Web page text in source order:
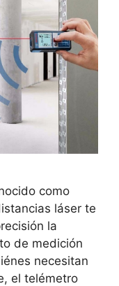
como
láser te
la
de medición
necesitan
el telémetro